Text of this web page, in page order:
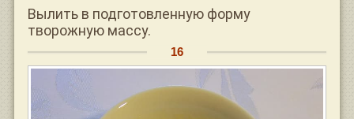
Вылить в подготовленную форму
творожную массу.